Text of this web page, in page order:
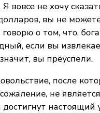
вовсе не хочу
вы не
о том, что,
если вы
вы преуспели.
после
не является
достигнут настоящий